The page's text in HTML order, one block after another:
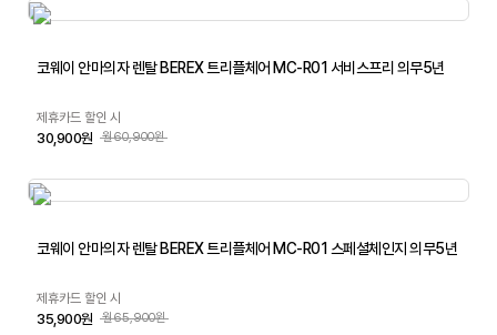
코웨이 안마의자 렌탈 BEREX 트리플체어 MC-R01 서비스프리 의무5년
제휴카드 할인 시
30,900원 월60,900원
코웨이 안마의자 렌탈 BEREX 트리플체어 MC-R01 스페셜체인지 의무5년
제휴카드 할인 시
35,900원 월65,900원